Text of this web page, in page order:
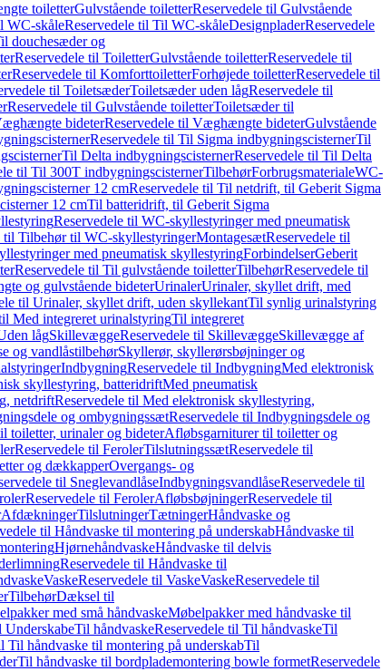
toiletterGulvstående toiletterReservedele til Gulvstående
WC-skåleReservedele til Til WC-skåleDesignpladerReservedele
douchesæder og
Reservedele til ToiletterGulvstående toiletterReservedele til
Reservedele til KomforttoiletterForhøjede toiletterReservedele til
til ToiletsæderToiletsæder uden lågReservedele til
Reservedele til Gulvstående toiletterToiletsæder til
bideterReservedele til Væghængte bideterGulvstående
Reservedele til Til Sigma indbygningscisternerTil
Til Delta indbygningscisternerReservedele til Til Delta
til Til 300T indbygningscisternerTilbehørForbrugsmaterialeWC-
12 cmReservedele til Til netdrift, til Geberit Sigma
12 cmTil batteridrift, til Geberit Sigma
Reservedele til WC-skyllestyringer med pneumatisk
til Tilbehør til WC-skyllestyringerMontagesætReservedele til
med pneumatisk skyllestyringForbindelserGeberit
Reservedele til Til gulvstående toiletterTilbehørReservedele til
og gulvstående bideterUrinalerUrinaler, skyllet drift, med
til Urinaler, skyllet drift, uden skyllekantTil synlig urinalstyring
Med integreret urinalstyringTil integreret
lågSkillevæggeReservedele til SkillevæggeSkillevægge af
og vandlåstilbehørSkyllerør, skyllerørsbøjninger og
IndbygningReservedele til IndbygningMed elektronisk
skyllestyring, batteridriftMed pneumatisk
netdriftReservedele til Med elektronisk skyllestyring,
og ombygningssætReservedele til Indbygningsdele og
toiletter, urinaler og bideterAfløbsgarniturer til toiletter og
Reservedele til FerolerTilslutningssætReservedele til
og dækkapperOvergangs- og
til SneglevandlåseIndbygningsvandlåseReservedele til
Reservedele til FerolerAfløbsbøjningerReservedele til
AfdækningerTilslutningerTætningerHåndvaske og
til Håndvaske til montering på underskabHåndvaske til
HjørnehåndvaskeHåndvaske til delvis
Reservedele til Håndvaske til
VaskeReservedele til VaskeVaskeReservedele til
TilbehørDæksel til
med små håndvaskeMøbelpakker med håndvaske til
UnderskabeTil håndvaskeReservedele til Til håndvaskeTil
Til håndvaske til montering på underskabTil
Til håndvaske til bordplademontering bowle formetReservedele